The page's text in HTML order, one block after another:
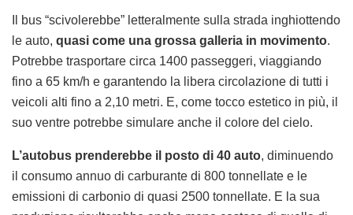
Il bus “scivolerebbe” letteralmente sulla strada inghiottendo
le auto, quasi come una grossa galleria in movimento.
Potrebbe trasportare circa 1400 passeggeri, viaggiando
fino a 65 km/h e garantendo la libera circolazione di tutti i
veicoli alti fino a 2,10 metri. E, come tocco estetico in più, il
suo ventre potrebbe simulare anche il colore del cielo.
L’autobus prenderebbe il posto di 40 auto, diminuendo
il consumo annuo di carburante di 800 tonnellate e le
emissioni di carbonio di quasi 2500 tonnellate. E la sua